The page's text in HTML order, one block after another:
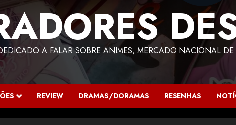
A FALAR SOBRE ANIMES, MERCADO NACIONAL DE
REVIEW DRAMAS/DORAMAS RESENHAS